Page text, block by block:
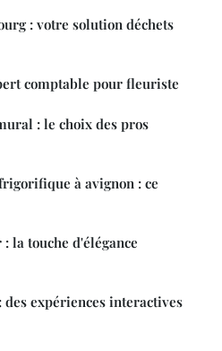
: votre solution déchets
comptable pour fleuriste
: le choix des pros
à avignon : ce
la touche d'élégance
expériences interactives